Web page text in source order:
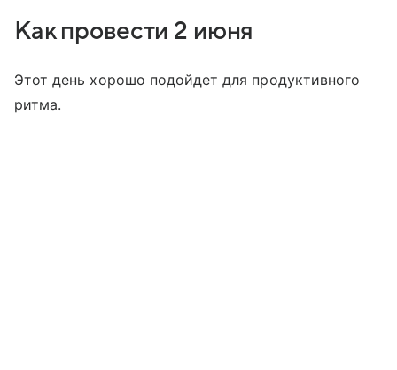
Как провести 2 июня
Этот день хорошо подойдет для продуктивного
ритма.